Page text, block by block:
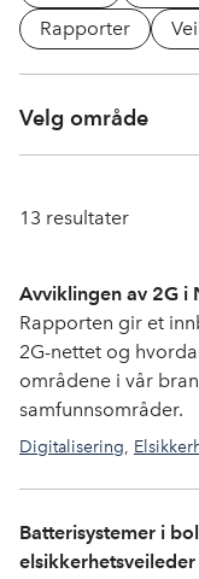
Rapporter
Velg område
13 resultater
Avviklingen av 2G i
Rapporten gir et
2G-nettet og
områdene i vår
samfunnsområder.
Digitalisering,
Batterisystemer i
elsikkerhetsveileder